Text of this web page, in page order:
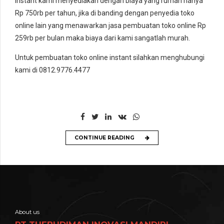
Rp 750rb per tahun, jika di banding dengan penyedia toko
online lain yang menawarkan jasa pembuatan toko online Rp
259rb per bulan maka biaya dari kami sangatlah murah.
Untuk pembuatan toko online instant silahkan menghubungi
kami di 0812.9776.4477
CONTINUE READING
About us